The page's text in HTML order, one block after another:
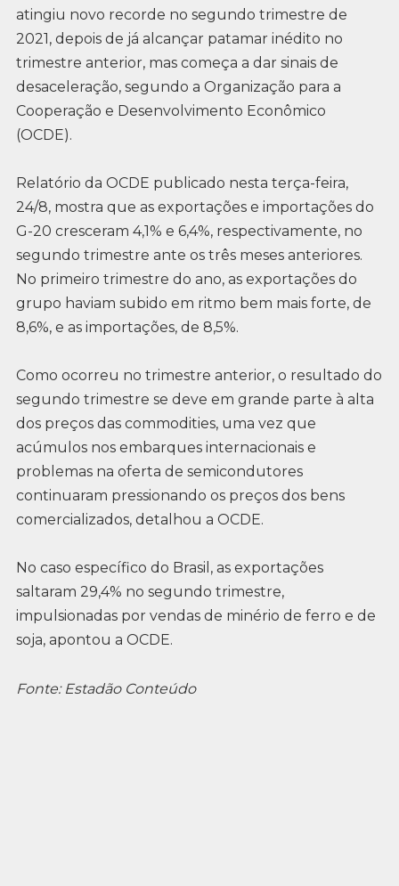
atingiu novo recorde no segundo trimestre de
2021, depois de já alcançar patamar inédito no
trimestre anterior, mas começa a dar sinais de
desaceleração, segundo a Organização para a
Cooperação e Desenvolvimento Econômico
(OCDE).
Relatório da OCDE publicado nesta terça-feira,
24/8, mostra que as exportações e importações do
G-20 cresceram 4,1% e 6,4%, respectivamente, no
segundo trimestre ante os três meses anteriores.
No primeiro trimestre do ano, as exportações do
grupo haviam subido em ritmo bem mais forte, de
8,6%, e as importações, de 8,5%.
Como ocorreu no trimestre anterior, o resultado do
segundo trimestre se deve em grande parte à alta
dos preços das commodities, uma vez que
acúmulos nos embarques internacionais e
problemas na oferta de semicondutores
continuaram pressionando os preços dos bens
comercializados, detalhou a OCDE.
No caso específico do Brasil, as exportações
saltaram 29,4% no segundo trimestre,
impulsionadas por vendas de minério de ferro e de
soja, apontou a OCDE.
Fonte: Estadão Conteúdo